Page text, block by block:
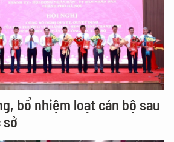
bổ nhiệm loạt cán bộ sau
sở